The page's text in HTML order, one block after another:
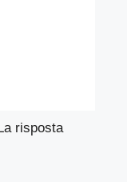
risposta